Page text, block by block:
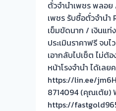
ราคา
สูง
ตั๋วจำนำเพชร พลอ
เพชร รับซื้อตั๋วจำน
เข็มขัดนาก / เงินแท่
ประเมินราคาฟรี จบ
เอากลับไปเช็ต ไม่ต้
หน้าโรงจำนำ ได้เล
https://lin.ee/
8714094 (คุณเต้ย)
https://